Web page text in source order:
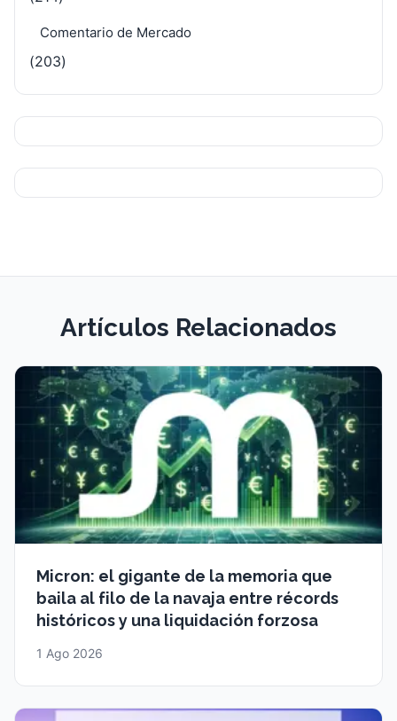
Comentario de Mercado
(203)
Artículos Relacionados
Micron: el gigante de la memoria que
baila al filo de la navaja entre récords
históricos y una liquidación forzosa
1 Ago 2026